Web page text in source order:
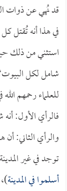
قد نُهي عن ذوات
في هذا أنه تُقتل
استثني من ذلك
شامل لكل
للعلماء رحمهم
فالرأي الأول:
والرأي الثاني:
توجد في غير
أسلموا في المدينة